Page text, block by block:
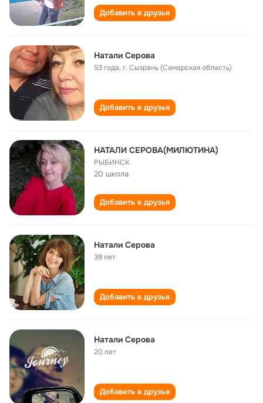
Добавить в друзья
Натали Серова
53 года,г. Сызрань (Самарская область)
Добавить в друзья
НАТАЛИ СЕРОВА(МИЛЮТИНА)
РЫБИНСК
20 школа
Добавить в друзья
Натали Серова
39 лет
Добавить в друзья
Натали Серова
20 лет
Добавить в друзья